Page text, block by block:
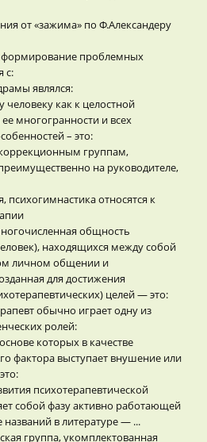
от «зажима» по Ф.Александеру
формирование проблемных
с:
являлся:
как к целостной
многогранности и всех
– это:
группам,
на руководителе,
психогимнастика относятся к
общность
находящихся между собой
личном общении и
для достижения
целей — это:
обычно играет одну из
ролей:
которых в качестве
фактора выступает внушение или
психотерапевтической
собой фазу активно работающей
в литературе — ...
группа, укомплектованная